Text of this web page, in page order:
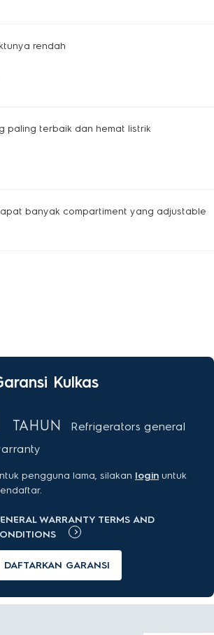
rendah
paling terbaik dan hemat listrik
banyak compartiment yang adjustable
Kulkas
TAHUN
Refrigerators general
pengguna lama, silakan login untuk
WARRANTY TERMS AND
DAFTARKAN GARANSI